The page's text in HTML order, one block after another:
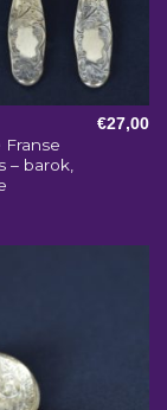
Franse
– barok,
€27,00